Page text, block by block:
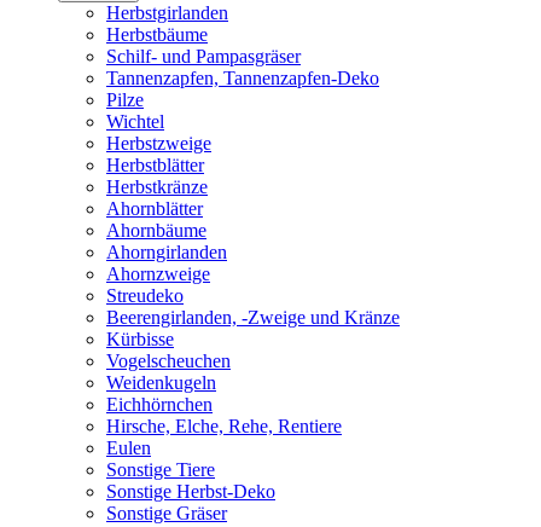
Herbstgirlanden
Herbstbäume
Schilf- und Pampasgräser
Tannenzapfen, Tannenzapfen-Deko
Pilze
Wichtel
Herbstzweige
Herbstblätter
Herbstkränze
Ahornblätter
Ahornbäume
Ahorngirlanden
Ahornzweige
Streudeko
Beerengirlanden, -Zweige und Kränze
Kürbisse
Vogelscheuchen
Weidenkugeln
Eichhörnchen
Hirsche, Elche, Rehe, Rentiere
Eulen
Sonstige Tiere
Sonstige Herbst-Deko
Sonstige Gräser